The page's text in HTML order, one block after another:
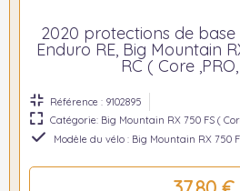
2020 protections de
Enduro RE, Big Mountain
RC ( Core
Référence : 9102895
Catégorie: Big Mountain RX 750 FS (
Modèle du vélo : Big Mountain RX 750